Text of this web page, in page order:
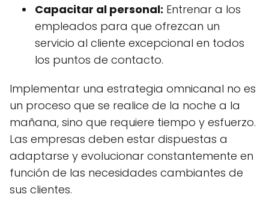
Capacitar al personal: Entrenar a los
empleados para que ofrezcan un
servicio al cliente excepcional en todos
los puntos de contacto.
Implementar una estrategia omnicanal no es
un proceso que se realice de la noche a la
mañana, sino que requiere tiempo y esfuerzo.
Las empresas deben estar dispuestas a
adaptarse y evolucionar constantemente en
función de las necesidades cambiantes de
sus clientes.